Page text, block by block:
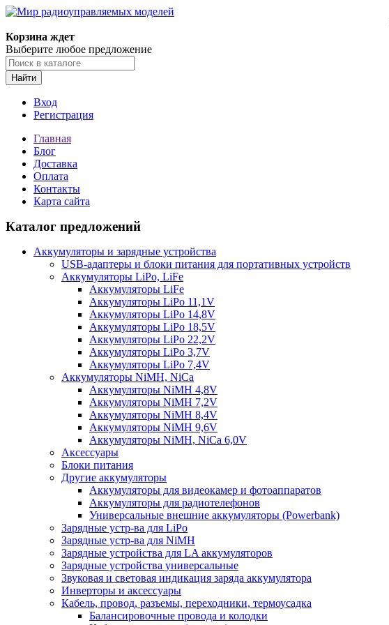
Корзина ждет
Выберите любое предложение
Найти
Вход
Регистрация
Главная
Блог
Доставка
Оплата
Контакты
Карта сайта
Каталог предложений
Аккумуляторы и зарядные устройства
USB-адаптеры и блоки питания для портативных устройств
Аккумуляторы LiPo, LiFe
Аккумуляторы LiFe
Аккумуляторы LiPo 11,1V
Аккумуляторы LiPo 14,8V
Аккумуляторы LiPo 18,5V
Аккумуляторы LiPo 22,2V
Аккумуляторы LiPo 3,7V
Аккумуляторы LiPo 7,4V
Аккумуляторы NiMH, NiCa
Аккумуляторы NiMH 4,8V
Аккумуляторы NiMH 7,2V
Аккумуляторы NiMH 8,4V
Аккумуляторы NiMH 9,6V
Аккумуляторы NiMH, NiCa 6,0V
Аксессуары
Блоки питания
Другие аккумуляторы
Аккумуляторы для видеокамер и фотоаппаратов
Аккумуляторы для радиотелефонов
Универсальные внешние аккумуляторы (Powerbank)
Зарядные устр-ва для LiPo
Зарядные устр-ва для NiMH
Зарядные устройства для LA аккумуляторов
Зарядные устройства универсальные
Звуковая и световая индикация заряда аккумулятора
Инверторы и аксессуары
Кабель, провод, разъемы, переходники, термоусадка
Балансировочные провода и колодки